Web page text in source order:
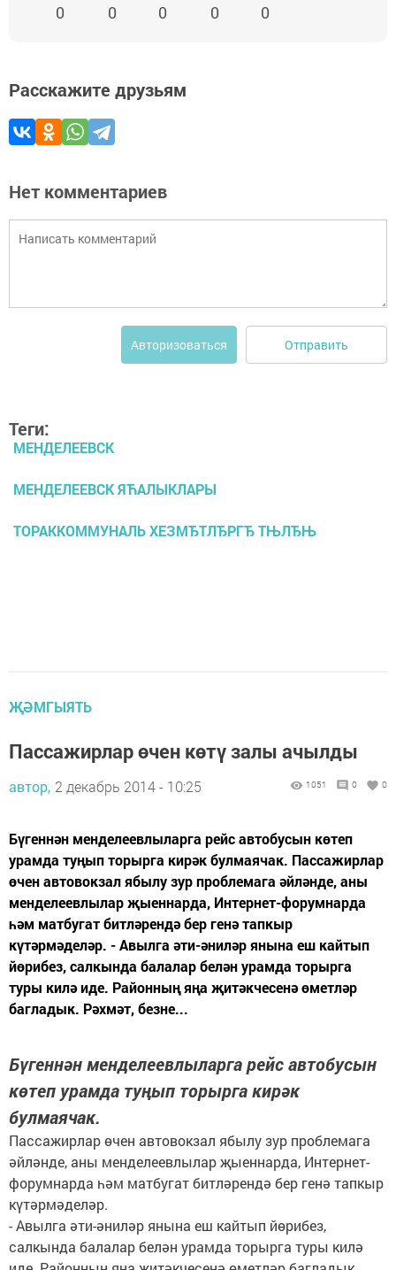
0 0 0 0 0
Расскажите друзьям
Нет комментариев
Авторизоваться Отправить
Теги:
МЕНДЕЛЕЕВСК
МЕНДЕЛЕЕВСК ЯЋАЛЫКЛАРЫ
ТОРАККОММУНАЛЬ ХЕЗМЂТЛЂРГЂ ТЊЛЂЊ
ҖӘМГЫЯТЬ
Пассажирлар өчен көтү залы ачылды
автор, 2 декабрь 2014 - 10:25 1051 0 0
Бүгеннән менделеевлыларга рейс автобусын көтеп
урамда туңып торырга кирәк булмаячак. Пассажирлар
өчен автовокзал ябылу зур проблемага әйләнде, аны
менделеевлылар җыеннарда, Интернет-форумнарда
һәм матбугат битләрендә бер генә тапкыр
күтәрмәделәр. - Авылга әти-әниләр янына еш кайтып
йөрибез, салкында балалар белән урамда торырга
туры килә иде. Районның яңа җитәкчесенә өметләр
багладык. Рәхмәт, безне...
Бүгеннән менделеевлыларга рейс автобусын
көтеп урамда туңып торырга кирәк
булмаячак.
Пассажирлар өчен автовокзал ябылу зур проблемага
әйләнде, аны менделеевлылар җыеннарда, Интернет-
форумнарда һәм матбугат битләрендә бер генә тапкыр
күтәрмәделәр.
- Авылга әти-әниләр янына еш кайтып йөрибез,
салкында балалар белән урамда торырга туры килә